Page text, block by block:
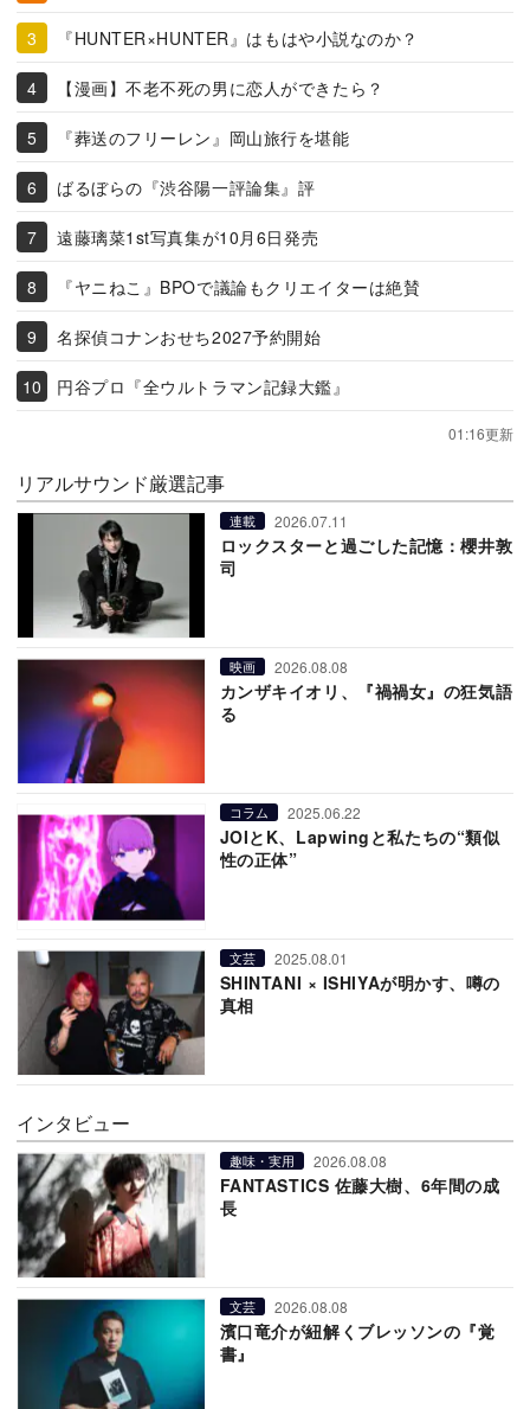
『HUNTER×HUNTER』はもはや小説なのか？
【漫画】不老不死の男に恋人ができたら？
『葬送のフリーレン』岡山旅行を堪能
ばるぼらの『渋谷陽一評論集』評
遠藤璃菜1st写真集が10月6日発売
『ヤニねこ』BPOで議論もクリエイターは絶賛
名探偵コナンおせち2027予約開始
円谷プロ『全ウルトラマン記録大鑑』
01:16更新
リアルサウンド厳選記事
連載 2026.07.11
ロックスターと過ごした記憶：櫻井敦
司
映画 2026.08.08
カンザキイオリ、『禍禍女』の狂気語
る
コラム 2025.06.22
JOIとK、Lapwingと私たちの“類似
性の正体”
文芸 2025.08.01
SHINTANI × ISHIYAが明かす、噂の
真相
インタビュー
趣味・実用 2026.08.08
FANTASTICS 佐藤大樹、6年間の成
長
文芸 2026.08.08
濱口竜介が紐解くブレッソンの『覚
書』